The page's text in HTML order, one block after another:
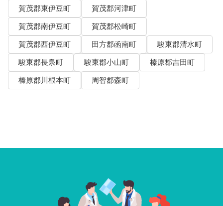
賀茂郡東伊豆町
賀茂郡河津町
賀茂郡南伊豆町
賀茂郡松崎町
賀茂郡西伊豆町
田方郡函南町
駿東郡清水町
駿東郡長泉町
駿東郡小山町
榛原郡吉田町
榛原郡川根本町
周智郡森町